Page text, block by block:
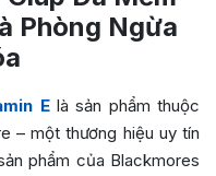
Phòng Ngừa
Elà sản phẩm thuộc
– một thương hiệu uy tín
phẩm của Blackmores